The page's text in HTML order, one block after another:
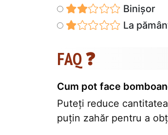
Binișor
La
FAQ ❓
Cum pot face
Puteți reduce
puțin zahăr pentru a